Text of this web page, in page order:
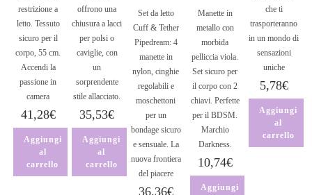
restrizione a
letto. Tessuto
sicuro per il
corpo, 55 cm.
Accendi la
passione in
camera
41,28€
Aggiungi
al
carrello
offrono una
chiusura a lacci
per polsi o
caviglie, con
un
sorprendente
stile allacciato.
35,53€
Aggiungi
al
carrello
Set da letto
Cuff & Tether
Pipedream: 4
manette in
nylon, cinghie
regolabili e
moschettoni
per un
bondage sicuro
e sensuale. La
nuova frontiera
del piacere
36,36€
Manette in
metallo con
morbida
pelliccia viola.
Set sicuro per
il corpo con 2
chiavi. Perfette
per il BDSM.
Marchio
Darkness.
10,74€
Aggiungi
che ti
trasporteranno
in un mondo di
sensazioni
uniche
5,78€
Aggiungi
al
carrello